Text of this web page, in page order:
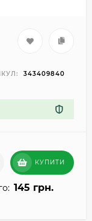
343409840
КУПИТИ
145 грн.